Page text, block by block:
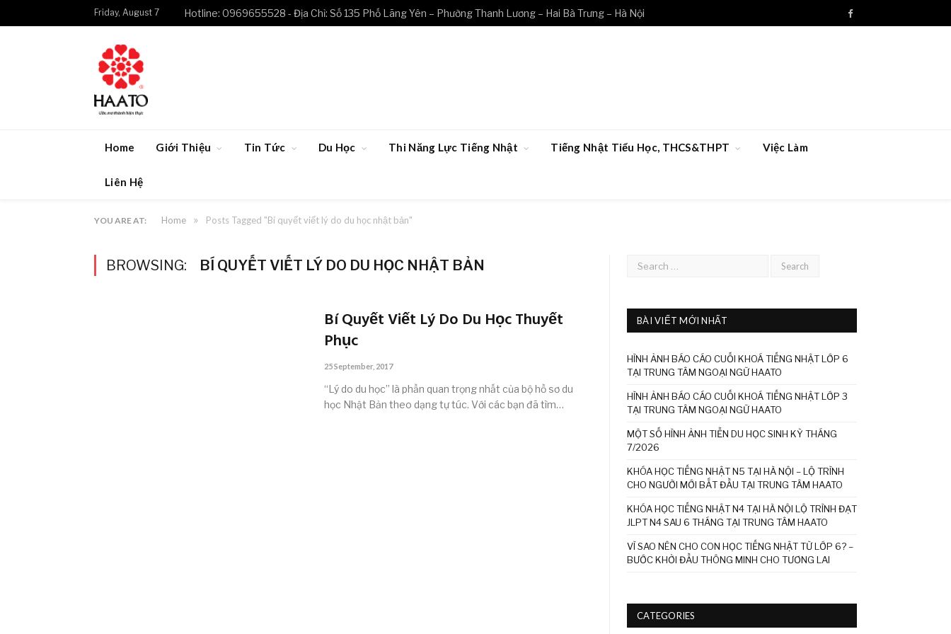
Friday, August 7 Hotline: 0969655528 - Địa Chỉ: Số 135 Phố Lãng Yên – Phường Thanh Lương – Hai Bà Trưng – Hà Nội Facebook
Home Giới Thiệu Tin Tức Du Học Thi Năng Lực Tiếng Nhật Tiếng Nhật Tiểu Học, THCS&THPT Việc Làm
Liên Hệ
YOU ARE AT: Home » Posts Tagged "Bí quyết viết lý do du học nhật bản"
BROWSING: BÍ QUYẾT VIẾT LÝ DO DU HỌC NHẬT BẢN
Bí Quyết Viết Lý Do Du Học Thuyết
Phục
25 September, 2017
“Lý do du học” là phần quan trọng nhất của bộ hồ sơ du
học Nhật Bản theo dạng tự túc. Với các bạn đã tìm…
BÀI VIẾT MỚI NHẤT
HÌNH ẢNH BÁO CÁO CUỐI KHOÁ TIẾNG NHẬT LỚP 6
TẠI TRUNG TÂM NGOẠI NGỮ HAATO
HÌNH ẢNH BÁO CÁO CUỐI KHOÁ TIẾNG NHẬT LỚP 3
TẠI TRUNG TÂM NGOẠI NGỮ HAATO
MỘT SỐ HÌNH ẢNH TIỄN DU HỌC SINH KỲ THÁNG
7/2026
KHÓA HỌC TIẾNG NHẬT N5 TẠI HÀ NỘI – LỘ TRÌNH
CHO NGƯỜI MỚI BẮT ĐẦU TẠI TRUNG TÂM HAATO
KHÓA HỌC TIẾNG NHẬT N4 TẠI HÀ NỘI LỘ TRÌNH ĐẠT
JLPT N4 SAU 6 THÁNG TẠI TRUNG TÂM HAATO
VÌ SAO NÊN CHO CON HỌC TIẾNG NHẬT TỪ LỚP 6? –
BƯỚC KHỞI ĐẦU THÔNG MINH CHO TƯƠNG LAI
CATEGORIES